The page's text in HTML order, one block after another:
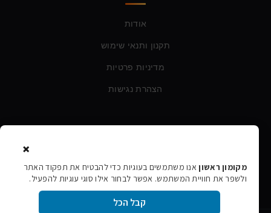
אודות
תקנון ותנאי שימוש
מדיניות פרטיות
הצהרת נגישות
צרו קשר
אימייל: rishon106@gmail.com
×
מקומון ראשוןאנו משתמשים בעוגיות כדי להבטיח את תפקוד האתר
ולשפר את חוויית המשתמש. אפשר לבחור אילו סוגי עוגיות להפעיל.
קבל הכל